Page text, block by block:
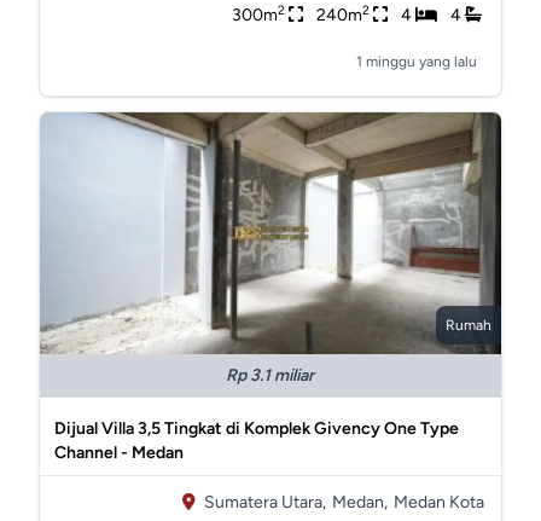
300m2 240m2 4 4
1 minggu yang lalu
Rumah
Rp 3.1 miliar
Dijual Villa 3,5 Tingkat di Komplek Givency One Type
Channel - Medan
Sumatera Utara, Medan, Medan Kota